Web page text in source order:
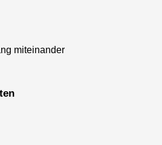
miteinander